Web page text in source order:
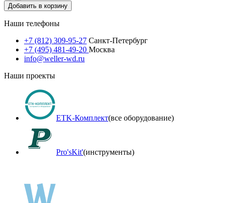
Добавить в корзину
Наши телефоны
+7 (812) 309-95-27 Санкт-Петербург
+7 (495) 481-49-20 Москва
info@weller-wd.ru
Наши проекты
ETK-Комплект(все оборудование)
Pro'sKit'(инструменты)